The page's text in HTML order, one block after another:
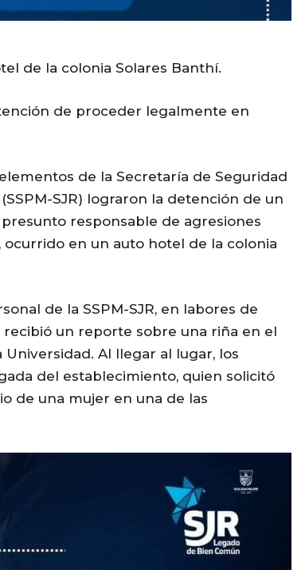
de la colonia Solares Banthí.
de proceder legalmente en
de la Secretaría de Seguridad
SJR) lograron la detención de un
responsable de agresiones
ocurrido en un auto hotel de la colonia
de la SSPM-SJR, en labores de
recibió un reporte sobre una riña en el
Al llegar al lugar, los
del establecimiento, quien solicitó
de una mujer en una de las